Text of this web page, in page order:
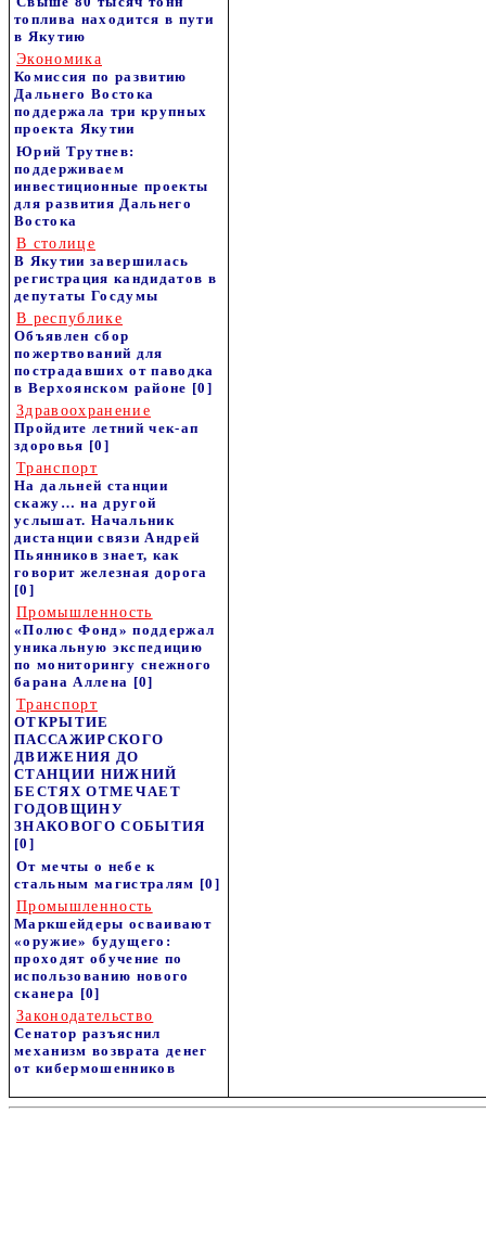
топлива находится в пути
в Якутию
Экономика
Комиссия по развитию
Дальнего Востока
поддержала три крупных
проекта Якутии
Юрий Трутнев:
поддерживаем
инвестиционные проекты
для развития Дальнего
Востока
В столице
В Якутии завершилась
регистрация кандидатов в
депутаты Госдумы
В республике
Объявлен сбор
пожертвований для
пострадавших от паводка
в Верхоянском районе [0]
Здравоохранение
Пройдите летний чек-ап
здоровья [0]
Транспорт
На дальней станции
скажу… на другой
услышат. Начальник
дистанции связи Андрей
Пьянников знает, как
говорит железная дорога
[0]
Промышленность
«Полюс Фонд» поддержал
уникальную экспедицию
по мониторингу снежного
барана Аллена [0]
Транспорт
ОТКРЫТИЕ
ПАССАЖИРСКОГО
ДВИЖЕНИЯ ДО
СТАНЦИИ НИЖНИЙ
БЕСТЯХ ОТМЕЧАЕТ
ГОДОВЩИНУ
ЗНАКОВОГО СОБЫТИЯ
[0]
От мечты о небе к
стальным магистралям [0]
Промышленность
Маркшейдеры осваивают
«оружие» будущего:
проходят обучение по
использованию нового
сканера [0]
Законодательство
Сенатор разъяснил
механизм возврата денег
от кибермошенников